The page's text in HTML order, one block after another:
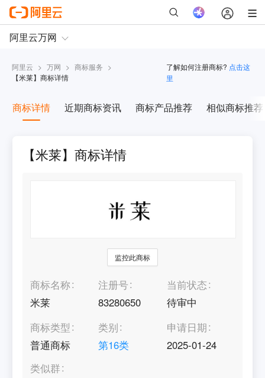
阿里云 > 万网 > 商标服务 >
【米莱】商标详情
了解如何注册商标? 点击这
里
商标详情 近期商标资讯 商标产品推荐 相似商标推荐
【米莱】商标详情
监控此商标
商标名称
米莱
注册号
83280650
当前状态
待审中
商标类型
普通商标
类别
第16类
申请日期
2025-01-24
类似群